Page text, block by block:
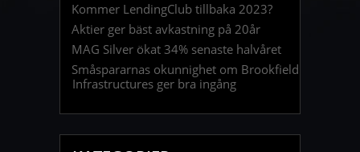
Kommer LendingClub tillbaka 2023?
Aktier ger bäst avkastning på 20år
MAG Silver ökat 34% senaste halvåret
Småspararnas okunnighet om Brookfield
Infrastructures ger bra ingång